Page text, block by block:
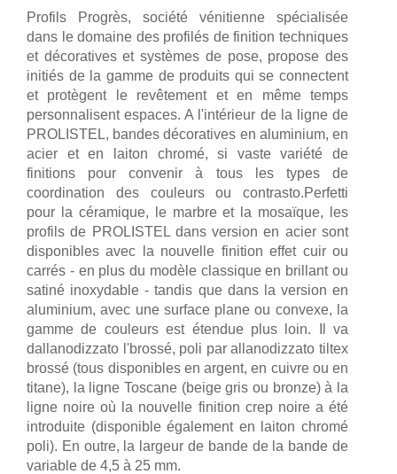
Profils Progrès, société vénitienne spécialisée
dans le domaine des profilés de finition techniques
et décoratives et systèmes de pose, propose des
initiés de la gamme de produits qui se connectent
et protègent le revêtement et en même temps
personnalisent espaces. A l'intérieur de la ligne de
PROLISTEL, bandes décoratives en aluminium, en
acier et en laiton chromé, si vaste variété de
finitions pour convenir à tous les types de
coordination des couleurs ou contrasto.Perfetti
pour la céramique, le marbre et la mosaïque, les
profils de PROLISTEL dans version en acier sont
disponibles avec la nouvelle finition effet cuir ou
carrés - en plus du modèle classique en brillant ou
satiné inoxydable - tandis que dans la version en
aluminium, avec une surface plane ou convexe, la
gamme de couleurs est étendue plus loin. Il va
dallanodizzato l'brossé, poli par allanodizzato tiltex
brossé (tous disponibles en argent, en cuivre ou en
titane), la ligne Toscane (beige gris ou bronze) à la
ligne noire où la nouvelle finition crep noire a été
introduite (disponible également en laiton chromé
poli). En outre, la largeur de bande de la bande de
variable de 4,5 à 25 mm.